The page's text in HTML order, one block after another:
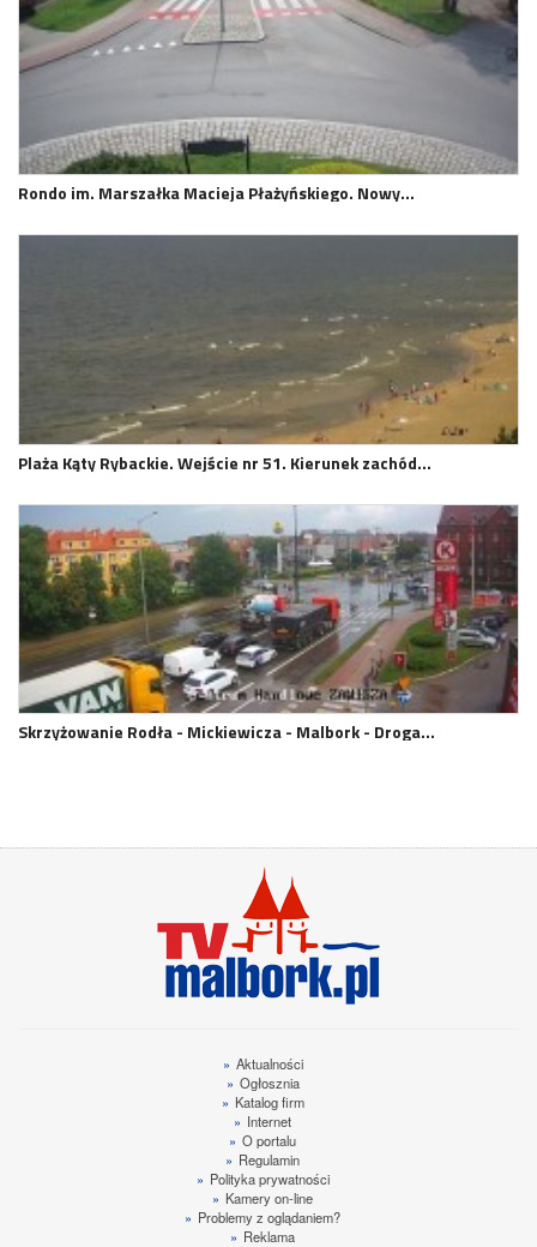
Rondo im. Marszałka Macieja Płażyńskiego. Nowy…
Plaża Kąty Rybackie. Wejście nr 51. Kierunek zachód…
Skrzyżowanie Rodła - Mickiewicza - Malbork - Droga…
» Aktualności
» Ogłosznia
» Katalog firm
» Internet
» O portalu
» Regulamin
» Polityka prywatności
» Kamery on-line
» Problemy z oglądaniem?
» Reklama